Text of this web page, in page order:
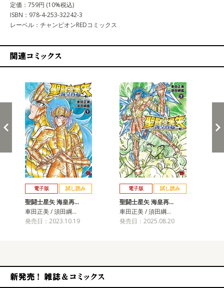
定価：759円 (10%税込)
ISBN：978-4-253-32242-3
レーベル：チャンピオンREDコミックス
電子版 試し読み
聖闘士星矢 海皇再…
車田正美 / 須田綱…
発売日：2023.10.19
電子版 試し読み
聖闘士星矢 海皇再…
車田正美 / 須田綱…
発売日：2025.08.20